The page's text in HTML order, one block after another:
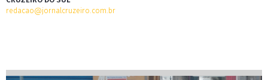
redacao@jornalcruzeiro.com.br